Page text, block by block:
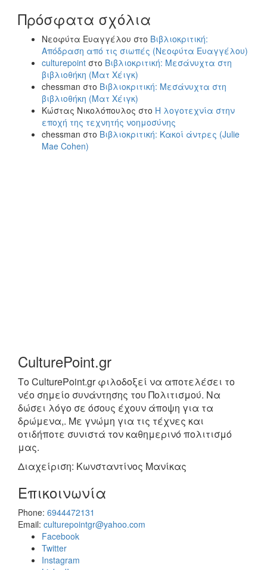
Πρόσφατα σχόλια
Νεοφύτα Ευαγγέλου στο Βιβλιοκριτική:
Απόδραση από τις σιωπές (Νεοφύτα Ευαγγέλου)
culturepoint στο Βιβλιοκριτική: Μεσάνυχτα στη
βιβλιοθήκη (Ματ Χέιγκ)
chessman στο Βιβλιοκριτική: Μεσάνυχτα στη
βιβλιοθήκη (Ματ Χέιγκ)
Κώστας Νικολόπουλος στο Η λογοτεχνία στην
εποχή της τεχνητής νοημοσύνης
chessman στο Βιβλιοκριτική: Κακοί άντρες (Julie
Mae Cohen)
CulturePoint.gr
Το CulturePoint.gr φιλοδοξεί να αποτελέσει το
νέο σημείο συνάντησης του Πολιτισμού. Να
δώσει λόγο σε όσους έχουν άποψη για τα
δρώμενα,. Με γνώμη για τις τέχνες και
οτιδήποτε συνιστά τον καθημερινό πολιτισμό
μας.
Διαχείριση: Κωνσταντίνος Μανίκας
Επικοινωνία
Phone: 6944472131
Email: culturepointgr@yahoo.com
Facebook
Twitter
Instagram